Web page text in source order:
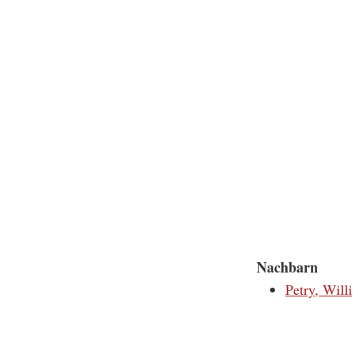
Nachbarn
Petry, Willi